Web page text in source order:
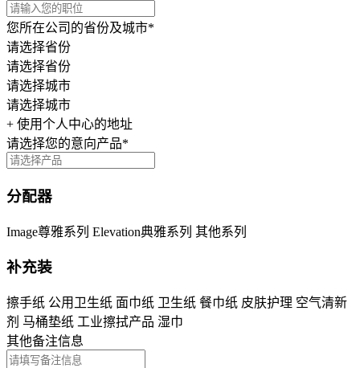
您所在公司的省份及城市*
请选择省份
请选择省份
请选择城市
请选择城市
+ 使用个人中心的地址
请选择您的意向产品*
分配器
Image尊雅系列 Elevation典雅系列 其他系列
补充装
擦手纸 公用卫生纸 面巾纸 卫生纸 餐巾纸 皮肤护理 空气清新
剂 马桶垫纸 工业擦拭产品 湿巾
其他备注信息